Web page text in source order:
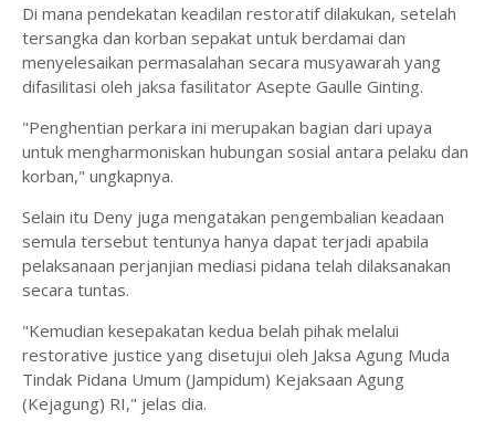
Di mana pendekatan keadilan restoratif dilakukan, setelah
tersangka dan korban sepakat untuk berdamai dan
menyelesaikan permasalahan secara musyawarah yang
difasilitasi oleh jaksa fasilitator Asepte Gaulle Ginting.
"Penghentian perkara ini merupakan bagian dari upaya
untuk mengharmoniskan hubungan sosial antara pelaku dan
korban," ungkapnya.
Selain itu Deny juga mengatakan pengembalian keadaan
semula tersebut tentunya hanya dapat terjadi apabila
pelaksanaan perjanjian mediasi pidana telah dilaksanakan
secara tuntas.
"Kemudian kesepakatan kedua belah pihak melalui
restorative justice yang disetujui oleh Jaksa Agung Muda
Tindak Pidana Umum (Jampidum) Kejaksaan Agung
(Kejagung) RI," jelas dia.